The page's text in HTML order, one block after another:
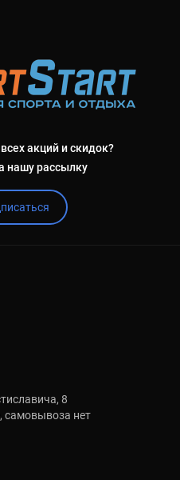
акций и скидок?
нашу рассылку
8
самовывоза нет